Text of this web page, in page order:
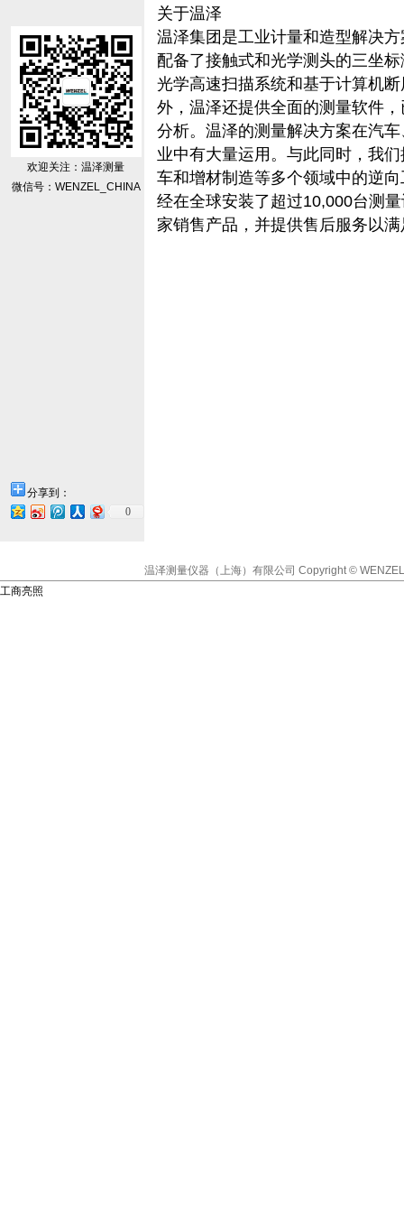
欢迎关注：温泽测量
微信号：WENZEL_CHINA
分享到：
0
关于温泽
温泽集团是工业计量和造型解决
配备了接触式和光学测头的三坐
光学高速扫描系统和基于计算机
外，温泽还提供全面的测量软件
分析。温泽的测量解决方案在汽
业中有大量运用。与此同时，我
车和增材制造等多个领域中的逆
经在全球安装了超过10,000台测
家销售产品，并提供售后服务以
温泽测量仪器（上海）有限公司 Copyright ©
工商亮照